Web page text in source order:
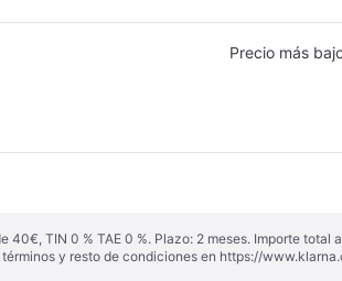
Precio más
TIN 0 % TAE 0 %. Plazo: 2 meses. Importe
y resto de condiciones en https://